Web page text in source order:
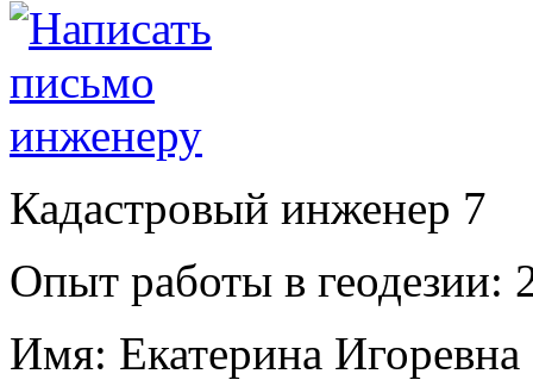
Кадастровый инженер 7
Опыт работы в геодезии:
Имя: Екатерина Игоревна